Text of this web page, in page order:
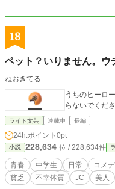
18
ペット？いりません。ウ
ねおきてる
うちのヒーロ
らないでくださ
ライト文芸 連載中 長編
24h.ポイント 0pt
小説 228,634 位 / 228,634件
青春 中学生 日常 コメ
貧乏
不幸体質 JC 美人